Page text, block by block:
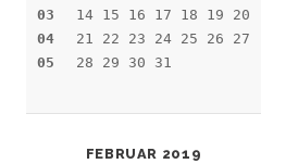
03
04
05
14 15 16 17 18 19 20
21 22 23 24 25 26 27
28 29 30 31
FEBRUAR 2019